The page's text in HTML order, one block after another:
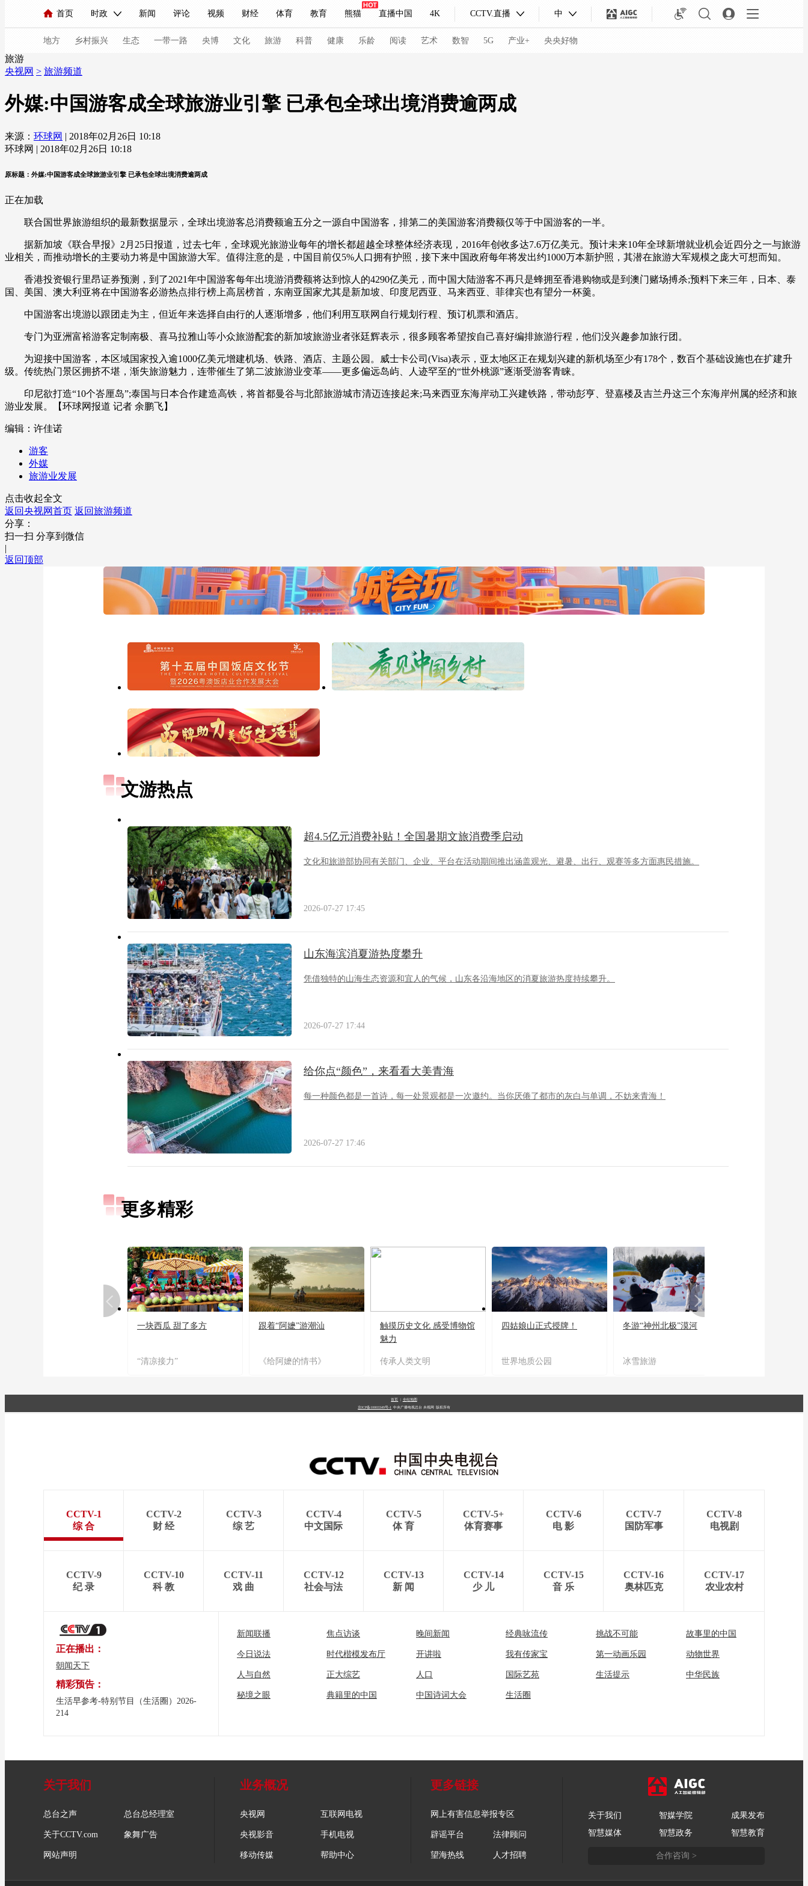
首页 时政 新闻 评论 视频 财经 体育 教育 熊猫 直播中国 4K CCTV.直播 中
人民领袖习近平 联播+ 中国领导人 央视快评 习式妙语 热解读 天天学习
直播 栏目大全 节目单 听音 微视频 主持人 下载央视影音
海外频道 iPanda English Монгол
地方 乡村振兴 生态 一带一路 央博 文化 旅游 科普 健康 乐龄 阅读 艺术 数智 5G 产业+ 央央好物
新闻 国内 国际
2026年世界杯 2026年冬奥会 NBA 中超 综合体育
VIP会员 CCTV奥林匹克频道 生活体育大会 体育江湖 文化体育 冰雪道路 足球道路
财经 教育 乡村振兴 生态环境 一带一路 央博 非遗 文化 旅游 科普 健康 乐龄 阅读 艺术 汽车
大国智造 大国展会 大国保险 云顶对话 云起 超级工厂 智敬中国 全民健康 颜选攻略 海洋
CCTV.节目官网 直播 节目单 栏目 片库 热播榜 总台企业白名单
旅游
央视网 > 旅游频道
外媒:中国游客成全球旅游业引擎 已承包全球出境消费逾两成
来源： 环球网 | 2018年02月26日 10:18
环球网 | 2018年02月26日 10:18
原标题：外媒:中国游客成全球旅游业引擎 已承包全球出境消费逾两成
正在加载
联合国世界旅游组织的最新数据显示，全球出境游客总消费额逾五分之一源自中国游客，排第二的美国游客消费额仅等于中国游客的一半。
据新加坡《联合早报》2月25日报道，过去七年，全球观光旅游业每年的增长都超越全球整体经济表现，2016年创收多达7.6万亿美元。预计未来10年全球新增就业机会近四分之一与旅游
业相关，而推动增长的主要动力将是中国旅游大军。值得注意的是，中国目前仅5%人口拥有护照，接下来中国政府每年将发出约1000万本新护照，其潜在旅游大军规模之庞大可想而知。
香港投资银行里昂证券预测，到了2021年中国游客每年出境游消费额将达到惊人的4290亿美元，而中国大陆游客不再只是蜂拥至香港购物或是到澳门赌场搏杀;预料下来三年，日本、泰
国、美国、澳大利亚将在中国游客必游热点排行榜上高居榜首，东南亚国家尤其是新加坡、印度尼西亚、马来西亚、菲律宾也有望分一杯羹。
中国游客出境游以跟团走为主，但近年来选择自由行的人逐渐增多，他们利用互联网自行规划行程、预订机票和酒店。
专门为亚洲富裕游客定制南极、喜马拉雅山等小众旅游配套的新加坡旅游业者张廷辉表示，很多顾客希望按自己喜好编排旅游行程，他们没兴趣参加旅行团。
为迎接中国游客，本区域国家投入逾1000亿美元增建机场、铁路、酒店、主题公园。威士卡公司(Visa)表示，亚太地区正在规划兴建的新机场至少有178个，数百个基础设施也在扩建升
级。传统热门景区拥挤不堪，渐失旅游魅力，连带催生了第二波旅游业变革——更多偏远岛屿、人迹罕至的“世外桃源”逐渐受游客青睐。
印尼欲打造“10个峇厘岛”;泰国与日本合作建造高铁，将首都曼谷与北部旅游城市清迈连接起来;马来西亚东海岸动工兴建铁路，带动彭亨、登嘉楼及吉兰丹这三个东海岸州属的经济和旅
游业发展。【环球网报道 记者 余鹏飞】
编辑：许佳诺
游客
外媒
旅游业发展
点击收起全文
返回央视网首页 返回旅游频道
分享：
扫一扫 分享到微信
|
返回顶部
文游热点
超4.5亿元消费补贴！全国暑期文旅消费季启动
文化和旅游部协同有关部门、企业、平台在活动期间推出涵盖观光、避暑、出行、观赛等多方面惠民措施。
2026-07-27 17:45
山东海滨消夏游热度攀升
凭借独特的山海生态资源和宜人的气候，山东各沿海地区的消夏旅游热度持续攀升。
2026-07-27 17:44
给你点“颜色”，来看看大美青海
每一种颜色都是一首诗，每一处景观都是一次邀约。当你厌倦了都市的灰白与单调，不妨来青海！
2026-07-27 17:46
更多精彩
一块西瓜 甜了多方
“清凉接力”
跟着“阿嬷”游潮汕
《给阿嬷的情书》
触摸历史文化 感受博物馆
魅力
传承人类文明
四姑娘山正式授牌！
世界地质公园
冬游“神州北极”漠河
冰雪旅游
首页 全站地图
京ICP备10003349号-1 中央广播电视总台 央视网 版权所有
CCTV-1
综 合
CCTV-2
财 经
CCTV-3
综 艺
CCTV-4
中文国际
CCTV-5
体 育
CCTV-5+
体育赛事
CCTV-6
电 影
CCTV-7
国防军事
CCTV-8
电视剧
CCTV-9
纪 录
CCTV-10
科 教
CCTV-11
戏 曲
CCTV-12
社会与法
CCTV-13
新 闻
CCTV-14
少 儿
CCTV-15
音 乐
CCTV-16
奥林匹克
CCTV-17
农业农村
正在播出：
朝闻天下
精彩预告：
生活早参考-特别节目（生活圈）2026-
214
新闻联播 焦点访谈 晚间新闻 经典咏流传 挑战不可能 故事里的中国
今日说法 时代楷模发布厅 开讲啦 我有传家宝 第一动画乐园 动物世界
人与自然 正大综艺 人口 国际艺苑 生活提示 中华民族
秘境之眼 典籍里的中国 中国诗词大会 生活圈
关于我们
总台之声 总台总经理室
关于CCTV.com 象舞广告
网站声明
业务概况
央视网 互联网电视
央视影音 手机电视
移动传媒 帮助中心
更多链接
网上有害信息举报专区
辟谣平台 法律顾问
望海热线 人才招聘
关于我们 智媒学院
成果发布
智慧媒体
智慧政务 智慧教育
合作咨询 >